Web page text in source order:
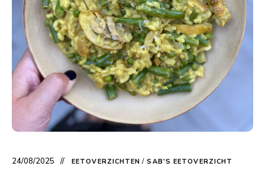
24/08/2025 EETOVERZICHTEN / SAB'S EETOVERZICHT